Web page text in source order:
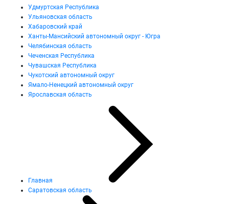
Удмуртская Республика
Ульяновская область
Хабаровский край
Ханты-Мансийский автономный округ - Югра
Челябинская область
Чеченская Республика
Чувашская Республика
Чукотский автономный округ
Ямало-Ненецкий автономный округ
Ярославская область
Главная
Саратовская область